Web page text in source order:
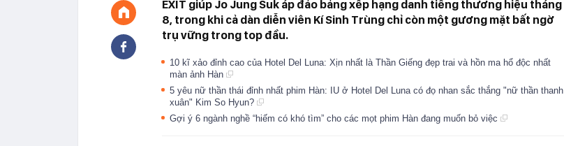
EXIT giúp Jo Jung Suk áp đảo bảng xếp hạng danh tiếng thương hiệu tháng
8, trong khi cả dàn diễn viên Kí Sinh Trùng chỉ còn một gương mặt bất ngờ
trụ vững trong top đầu.
10 kĩ xảo đỉnh cao của Hotel Del Luna: Xịn nhất là Thần Giếng đẹp trai và hồn ma hổ độc nhất
màn ảnh Hàn
5 yêu nữ thần thái đỉnh nhất phim Hàn: IU ở Hotel Del Luna có đọ nhan sắc thắng "nữ thần thanh
xuân" Kim So Hyun?
Gợi ý 6 ngành nghề “hiếm có khó tìm” cho các mọt phim Hàn đang muốn bỏ việc